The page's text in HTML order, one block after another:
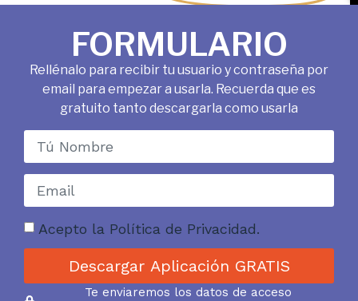
FORMULARIO
Rellénalo para recibir tu usuario y contraseña por
email para empezar a usarla. Recuerda que es
gratuito tanto descargarla como usarla
Acepto la Política de Privacidad.
Descargar Aplicación GRATIS
Te enviaremos los datos de acceso